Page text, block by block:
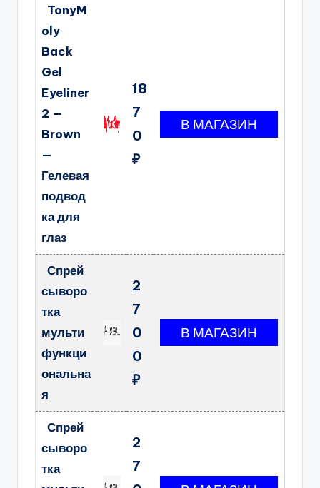
TonyM
oly
Back
Gel
Eyeliner
2 —
Brown
—
Гелевая
подвод
ка для
глаз
18
7
0
₽
Спрей
сыворо
тка
мульти
функци
ональна
я
2
7
0
0
₽
Спрей
сыворо
тка
2
7